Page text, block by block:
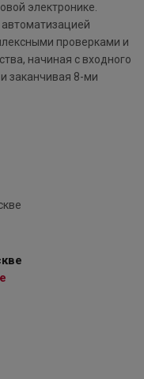
электронике.
проверками и
начиная с входного
заканчивая 8-ми